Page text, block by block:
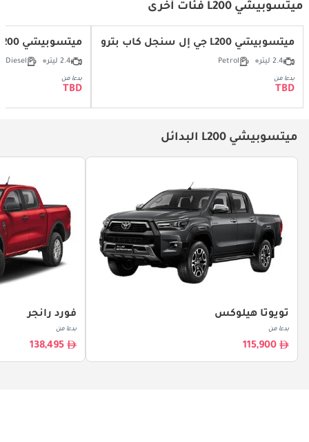
ميتسوبيشي L200 فئات أخرى
ميتسوبيشي L200 جي إل سنجل كاب بترول 2.4L
2.4 ليتر Petrol
بدءا من
TBD
ميتسوبيشي L200 جي إل سنجل كاب ديزل 2.4L
2.4 ليتر Diesel
بدءا من
TBD
ميتسوبيشي L200 البدائل
تويوتا هيلوكس
بدءا من
115,900
فورد رانجر
بدءا من
138,495